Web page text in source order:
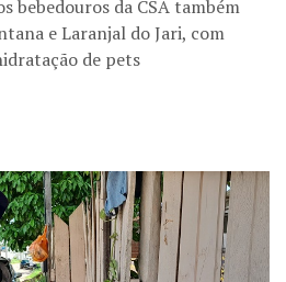
bebedouros da CSA também
e Laranjal do Jari, com
de pets